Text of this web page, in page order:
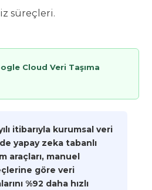
süreçleri.
Cloud Veri Taşıma
itibarıyla kurumsal veri
yapay zeka tabanlı
araçları, manuel
göre veri
%92 daha hızlı